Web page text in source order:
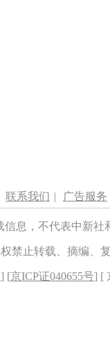
联系我们 | 广告服务
信息，不代表中新
禁止转载、摘编、
] [京ICP证040655号] [